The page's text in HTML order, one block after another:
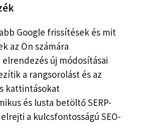
Google frissítések és mit
az Ön számára
elrendezés új módosításai
a rangsorolást és az
kattintásokat
és lusta betöltő SERP-
a kulcsfontosságú SEO-